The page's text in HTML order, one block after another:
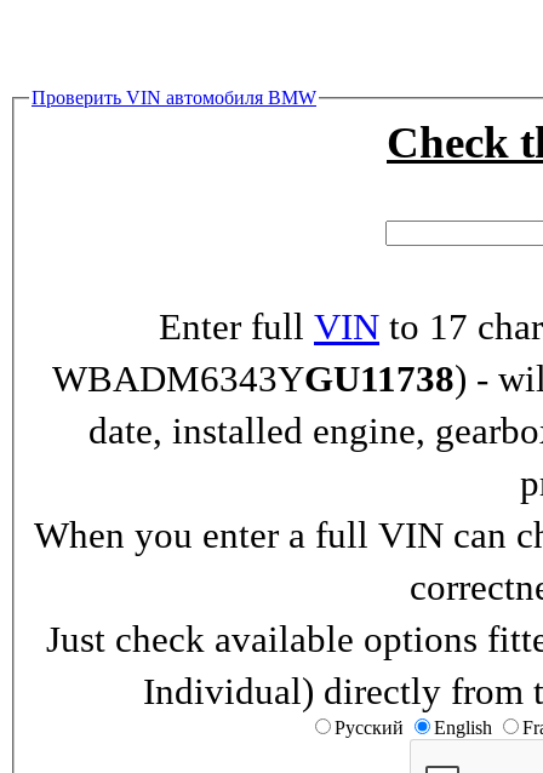
Проверить VIN автомобиля BMW
Check
Enter full VIN to 17
WBADM6343YGU11738) -
date, installed engine,
When you enter a full VIN can
Just check available options
Individual) directly from
Русский English